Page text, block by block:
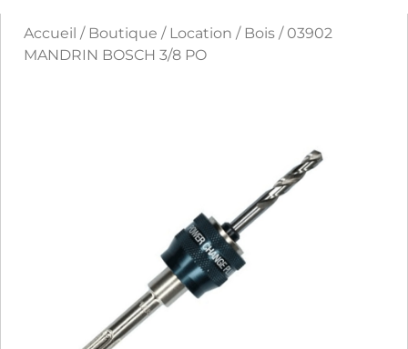
Accueil / Boutique / Location / Bois / 03902
MANDRIN BOSCH 3/8 PO